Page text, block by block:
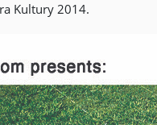
Kultury 2014.